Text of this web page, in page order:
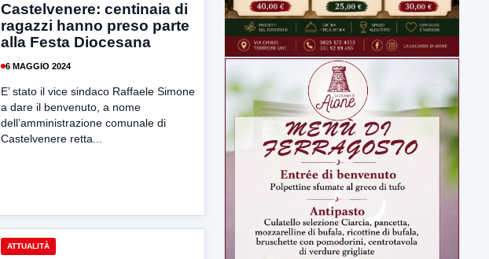
Castelvenere: centinaia di
ragazzi hanno preso parte
alla Festa Diocesana
6 MAGGIO 2024
E’ stato il vice sindaco Raffaele Simone
a dare il benvenuto, a nome
dell’amministrazione comunale di
Castelvenere retta...
ATTUALITÀ